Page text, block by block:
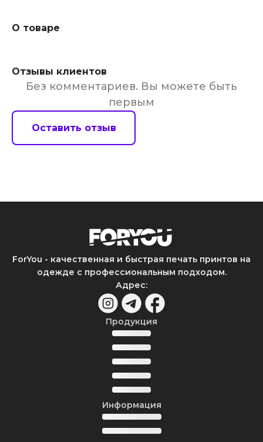
О товаре
Отзывы клиентов
Без комментариев. Вы можете быть
первым
Оставить отзыв
ForYou - качественная и быстрая печать принтов на
одежде с профессиональным подходом.
Адрес:
Продукция
Информация